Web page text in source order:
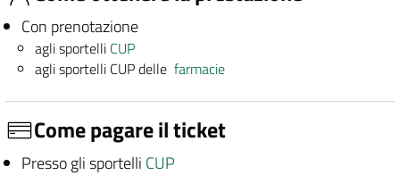
Con prenotazione
agli sportelli CUP
agli sportelli CUP dellefarmacie
Come pagare il ticket
Presso gli sportelli CUP